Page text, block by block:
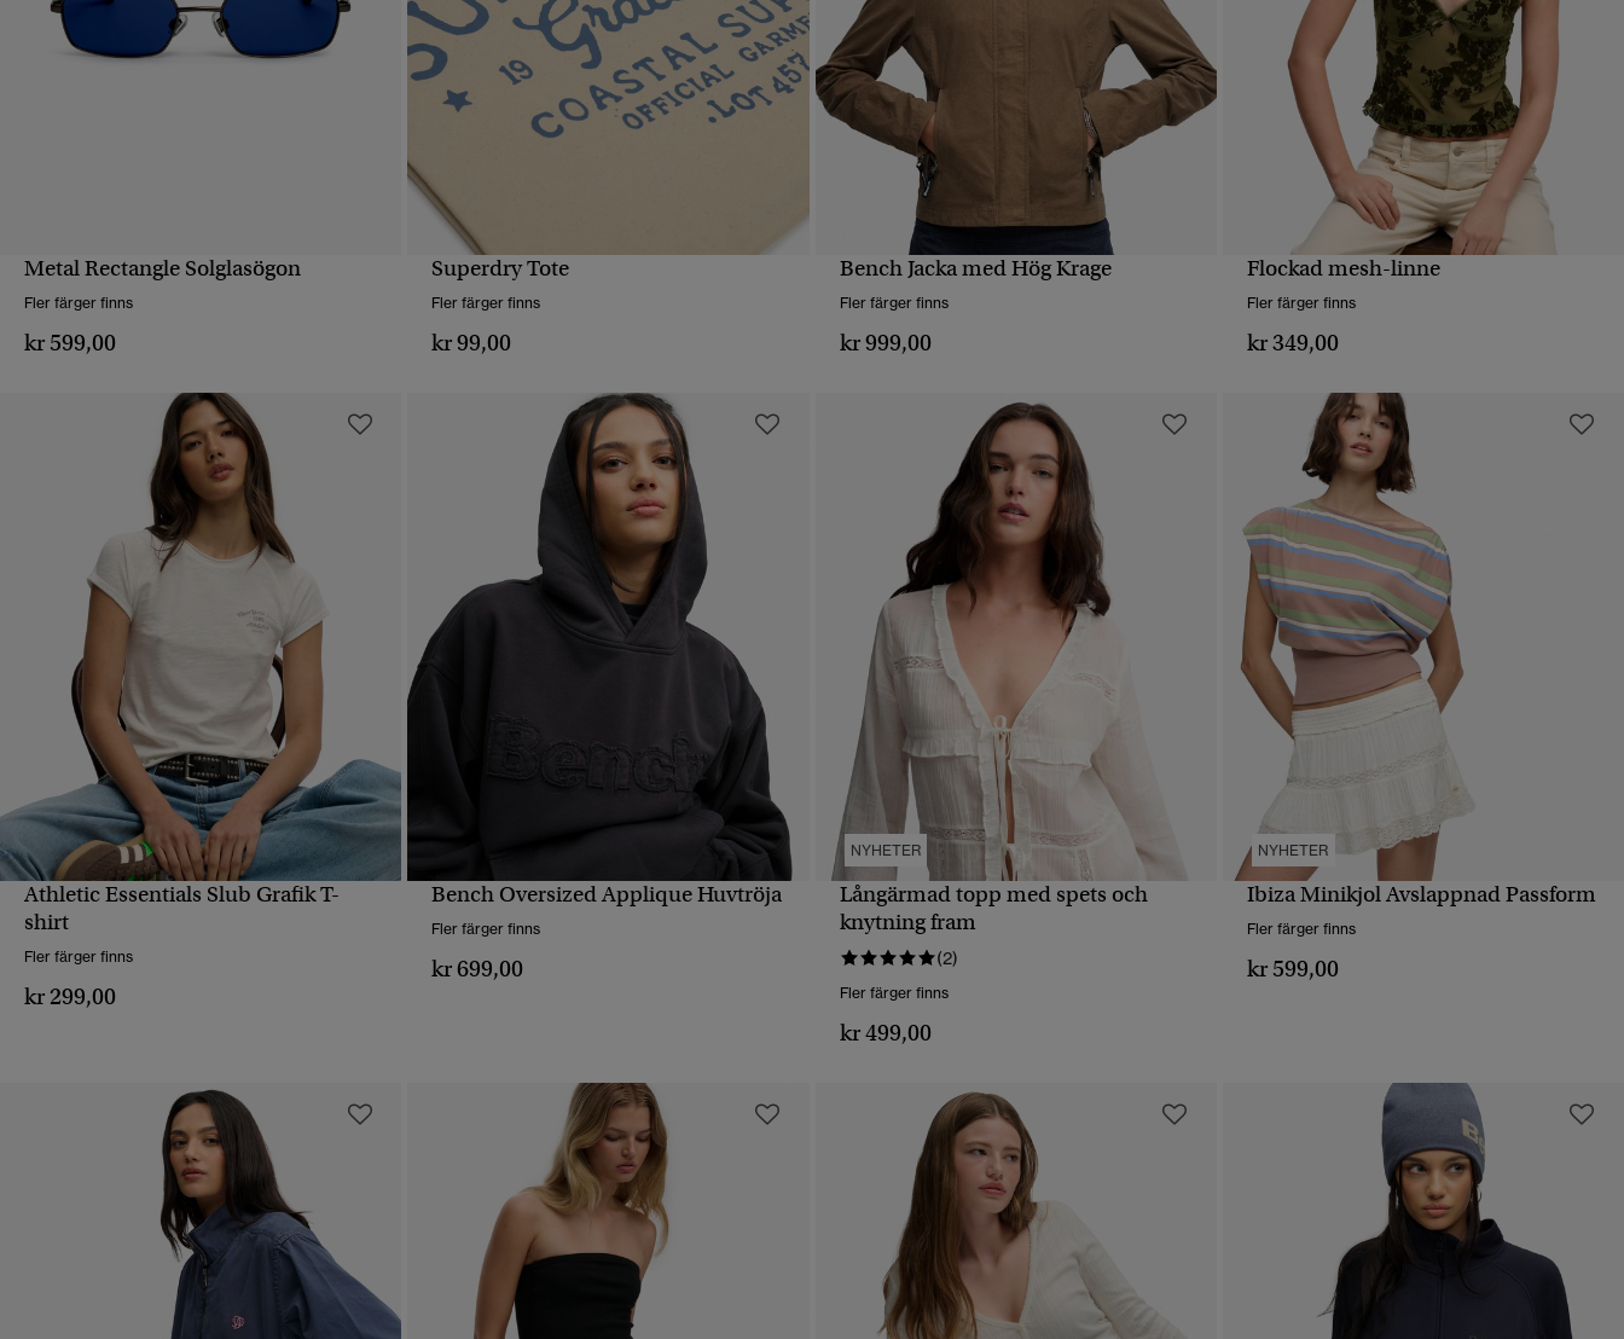
SNABBVY
Metal Rectangle Solglasögon
Fler färger finns
kr 599,00
Superdry Tote
Fler färger finns
kr 99,00
SNABBVY
Bench Jacka med Hög Krage
Fler färger finns
kr 999,00
Flockad mesh-linne
Fler färger finns
kr 349,00
Athletic Essentials Slub Grafik T-
shirt
Fler färger finns
kr 299,00
SNABBVY
Bench Oversized Applique Huvtröja
Fler färger finns
kr 699,00
NYHETER
SNABBVY
Långärmad topp med spets och
knytning fram
(2)
Fler färger finns
kr 499,00
NYHETER
SNABBVY
Ibiza Minikjol Avslappnad Passform
Fler färger finns
kr 599,00